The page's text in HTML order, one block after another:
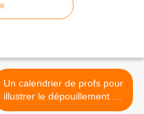
Un calendrier de profs pour
illustrer le dépouillement de
l'école. >